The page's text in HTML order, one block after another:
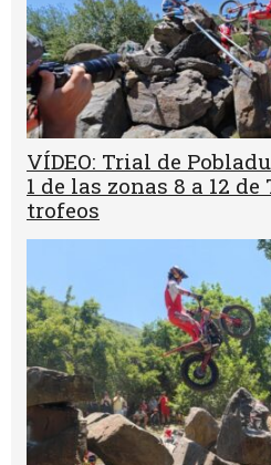
VÍDEO: Trial de
1 de las zonas 8 a 12
trofeos